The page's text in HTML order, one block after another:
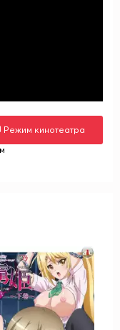
Режим кинотеатра